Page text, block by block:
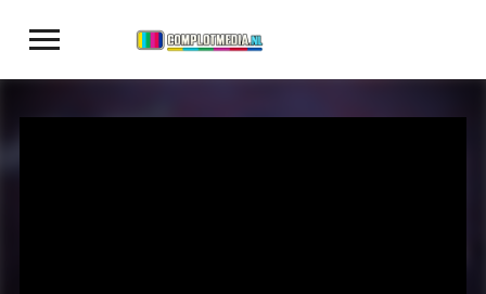
Toggle
navigation